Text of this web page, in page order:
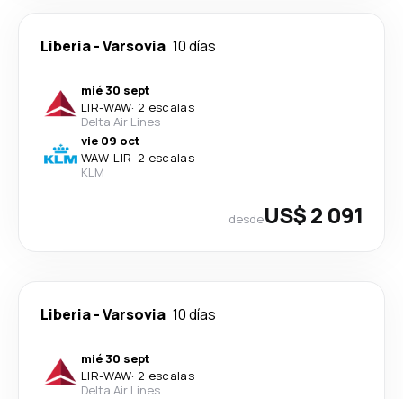
Liberia-Varsovia 10 días
mié 30 sept
LIR-WAW· 2 escalas
Delta Air Lines
vie 09 oct
WAW-LIR· 2 escalas
KLM
desdeUS$ 2 091
Liberia-Varsovia 10 días
mié 30 sept
LIR-WAW· 2 escalas
Delta Air Lines